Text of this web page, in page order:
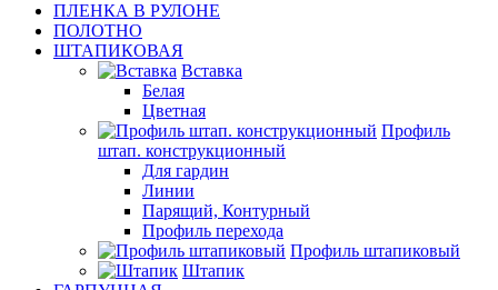
ПЛЕНКА В РУЛОНЕ
ПОЛОТНО
ШТАПИКОВАЯ
Вставка
Белая
Цветная
Профиль
штап. конструкционный
Для гардин
Линии
Парящий, Контурный
Профиль перехода
Профиль штапиковый
Штапик